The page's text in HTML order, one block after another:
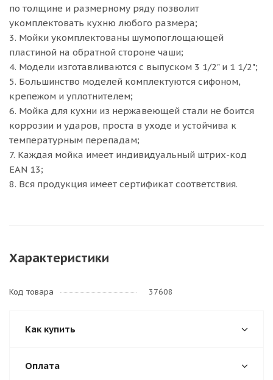
по толщине и размерному ряду позволит
укомплектовать кухню любого размера;
3. Мойки укомплектованы шумопоглощающей
пластиной на обратной стороне чаши;
4. Модели изготавливаются с выпуском 3 1/2" и 1 1/2";
5. Большинство моделей комплектуются сифоном,
крепежом и уплотнителем;
6. Мойка для кухни из нержавеющей стали не боится
коррозии и ударов, проста в уходе и устойчива к
температурным перепадам;
7. Каждая мойка имеет индивидуальный штрих-код
EAN 13;
8. Вся продукция имеет сертификат соответствия.
Характеристики
Код товара 37608
Как купить
Оплата